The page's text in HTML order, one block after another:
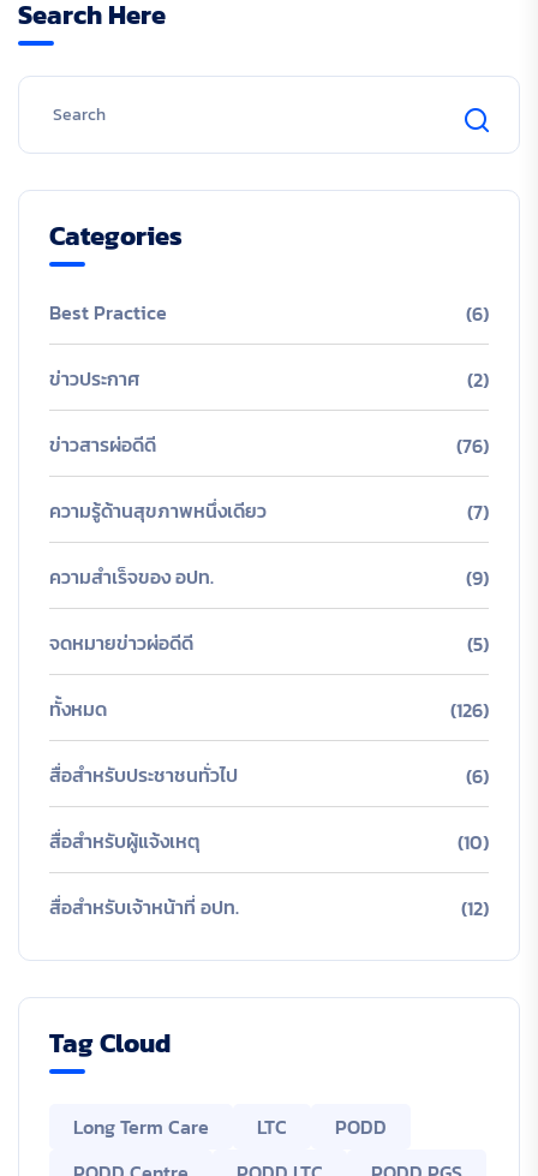
Search Here
Categories
Best Practice (6)
ข่าวประกาศ (2)
ข่าวสารผ่อดีดี (76)
ความรู้ด้านสุขภาพหนึ่งเดียว (7)
ความสำเร็จของ อปท. (9)
จดหมายข่าวผ่อดีดี (5)
ทั้งหมด (126)
สื่อสำหรับประชาชนทั่วไป (6)
สื่อสำหรับผู้แจ้งเหตุ (10)
สื่อสำหรับเจ้าหน้าที่ อปท. (12)
Tag Cloud
Long Term Care LTC
PODD